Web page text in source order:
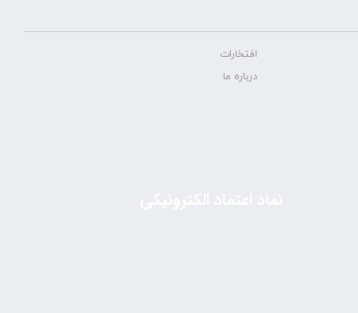
افتخارات
درباره ما